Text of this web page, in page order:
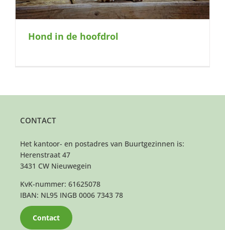
Hond in de hoofdrol
CONTACT
Het kantoor- en postadres van Buurtgezinnen is:
Herenstraat 47
3431 CW Nieuwegein
KvK-nummer: 61625078
IBAN: NL95 INGB 0006 7343 78
Contact